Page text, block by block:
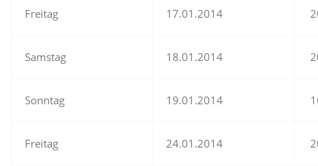
Freitag 17.01.2014
Samstag 18.01.2014
Sonntag 19.01.2014
Freitag 24.01.2014